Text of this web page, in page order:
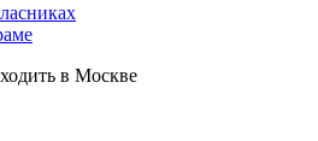
в Москве